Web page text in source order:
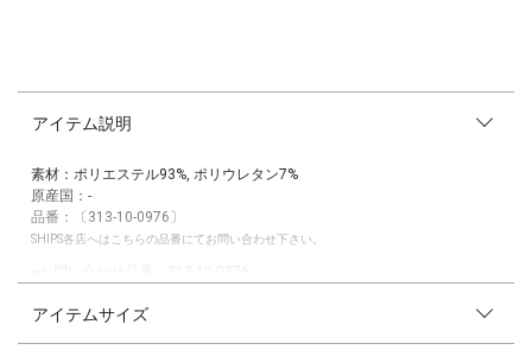
アイテム説明
素材：ポリエステル93%, ポリウレタン7%
原産国：-
品番：〔313-10-0976〕
SHIPS各店へはこちらの品番にてお問い合わせ下さい。
※末永く愛用頂く為に、アテンションタグを必ずご確認の上、着用又はお
アイテムサイズ